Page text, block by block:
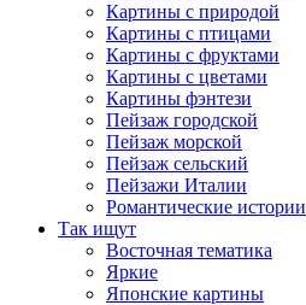
Картины с природой
Картины с птицами
Картины с фруктами
Картины с цветами
Картины фэнтези
Пейзаж городской
Пейзаж морской
Пейзаж сельский
Пейзажи Италии
Романтические истории
Так ищут
Восточная тематика
Яркие
Японские картины